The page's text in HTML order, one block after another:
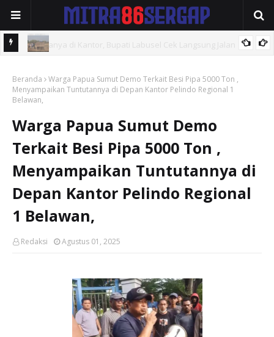
Penegak Hukum Bungkam.
Beranda
Warga Papua Sumut Demo Terkait Besi Pipa 5000 Ton ,
Menyampaikan Tuntutannya di Depan Kantor Pelindo Regional 1
Belawan,
Warga Papua Sumut Demo
Terkait Besi Pipa 5000 Ton ,
Menyampaikan Tuntutannya di
Depan Kantor Pelindo Regional
1 Belawan,
Redaksi Agustus 01, 2025